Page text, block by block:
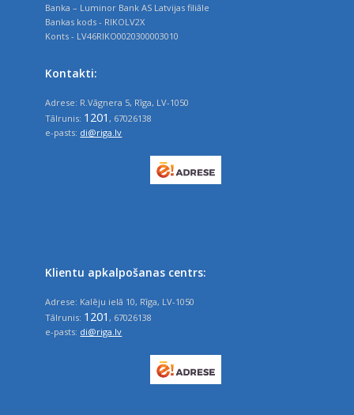
Banka – Luminor Bank AS Latvijas filiāle
Bankas kods - RIKOLV2X
Konts - LV46RIKO0020300003010
Kontakti:
Adrese: R.Vāgnera 5, Rīga, LV-1050
Tālrunis: 1201 , 67026138
e-pasts: di@riga.lv
Klientu apkalpošanas centrs:
Adrese: Kalēju ielā 10, Rīga, LV-1050
Tālrunis: 1201, 67026138
e-pasts: di@riga.lv